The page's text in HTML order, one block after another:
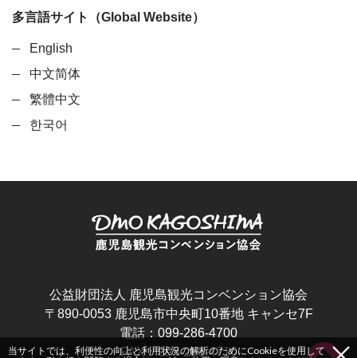
多言語サイト（Global Website）
English
中文简体
繁體中文
한국어
公益財団法人 鹿児島観光コンベンション協会
〒890-0053 鹿児島市中央町10番地 キャンセ7F
電話：099-286-4700
FAX：099-286-4710
当サイトでは、利便性の向上と利用状況の解析のためにCookieを使用して